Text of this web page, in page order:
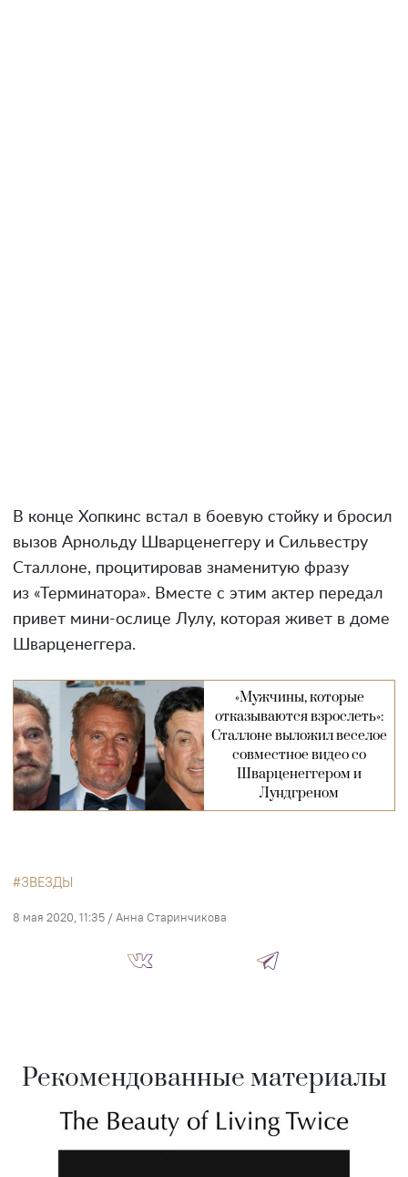
В конце Хопкинс встал в боевую стойку и бросил
вызов Арнольду Шварценеггеру и Сильвестру
Сталлоне, процитировав знаменитую фразу
из «Терминатора». Вместе с этим актер передал
привет мини-ослице Лулу, которая живет в доме
Шварценеггера.
«Мужчины, которые
отказываются взрослеть»:
Сталлоне выложил веселое
совместное видео со
Шварценеггером и
Лундгреном
ЗВЕЗДЫ
8 мая 2020, 11:35 / Анна Старинчикова
Рекомендованные материалы